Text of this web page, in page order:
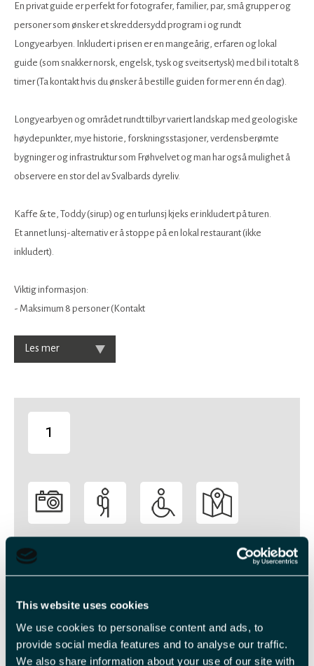
This website uses cookies
We use cookies to personalise content and ads, to
provide social media features and to analyse our traffic.
We also share information about your use of our site with
En privat guide er perfekt for fotografer, familier, par, små grupper og
personer som ønsker et skreddersydd program i og rundt
Longyearbyen. Inkludert i prisen er en mangeårig, erfaren og lokal
guide (som snakker norsk, engelsk, tysk og sveitsertysk) med bil i totalt 8
timer (Ta kontakt hvis du ønsker å bestille guiden for mer enn én dag).
Longyearbyen og området rundt tilbyr variert landskap med geologiske
høydepunkter, mye historie, forskningsstasjoner, verdensberømte
bygninger og infrastruktur som Frøhvelvet og man har også mulighet å
observere en stor del av Svalbards dyreliv.
Kaffe & te, Toddy (sirup) og en turlunsj kjeks er inkludert på turen.
Et annet lunsj-alternativ er å stoppe på en lokal restaurant (ikke
inkludert).
Viktig informasjon:
- Maksimum 8 personer (Kontakt
Les mer
1
Veiledende priser
Voksen NOK 9 500,00 pr. person